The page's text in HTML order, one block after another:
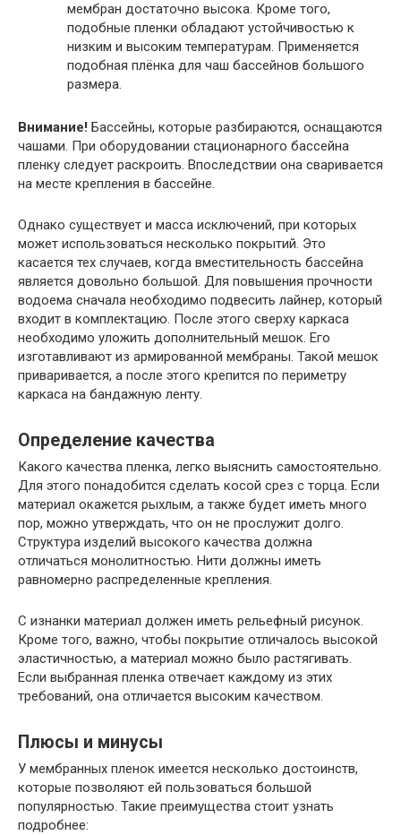
мембран достаточно высока. Кроме того,
подобные пленки обладают устойчивостью к
низким и высоким температурам. Применяется
подобная плёнка для чаш бассейнов большого
размера.
Внимание! Бассейны, которые разбираются, оснащаются
чашами. При оборудовании стационарного бассейна
пленку следует раскроить. Впоследствии она сваривается
на месте крепления в бассейне.
Однако существует и масса исключений, при которых
может использоваться несколько покрытий. Это
касается тех случаев, когда вместительность бассейна
является довольно большой. Для повышения прочности
водоема сначала необходимо подвесить лайнер, который
входит в комплектацию. После этого сверху каркаса
необходимо уложить дополнительный мешок. Его
изготавливают из армированной мембраны. Такой мешок
приваривается, а после этого крепится по периметру
каркаса на бандажную ленту.
Определение качества
Какого качества пленка, легко выяснить самостоятельно.
Для этого понадобится сделать косой срез с торца. Если
материал окажется рыхлым, а также будет иметь много
пор, можно утверждать, что он не прослужит долго.
Структура изделий высокого качества должна
отличаться монолитностью. Нити должны иметь
равномерно распределенные крепления.
С изнанки материал должен иметь рельефный рисунок.
Кроме того, важно, чтобы покрытие отличалось высокой
эластичностью, а материал можно было растягивать.
Если выбранная пленка отвечает каждому из этих
требований, она отличается высоким качеством.
Плюсы и минусы
У мембранных пленок имеется несколько достоинств,
которые позволяют ей пользоваться большой
популярностью. Такие преимущества стоит узнать
подробнее: